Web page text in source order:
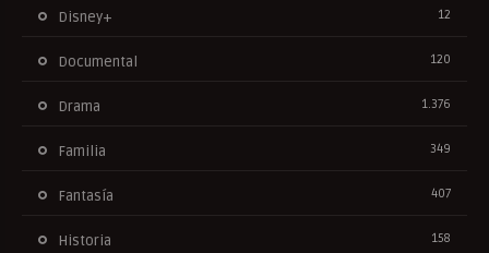
Disney+ 12
Documental 120
Drama 1.376
Familia 349
Fantasía 407
Historia 158